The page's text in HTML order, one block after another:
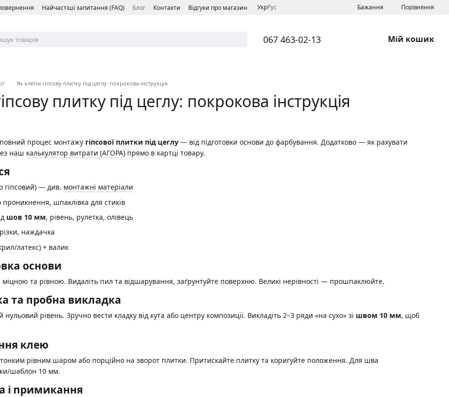
Найчастіші запитання (FAQ) Блог Контакти Відгуки про магазин УкрРус Бажання Порівняння
067 463-02-13 Мій кошик
Як клеїти гіпсову плитку під цеглу: покрокова інструкція
плитку під цеглу: покрокова інструкція
повний процес монтажу гіпсової плитки під цеглу — від підготовки основи до фарбування. Додатково — як рахувати
наш калькулятор витрати (АГОРА) прямо в картці товару.
гіпсовий) — див. монтажні матеріали
проникнення, шпаклівка для стиків
шов 10 мм, рівень, рулетка, олівець
наждачка
латекс) + валик
основи
та рівною. Видаліть пил та відшарування, заґрунтуйте поверхню. Великі нерівності — прошпаклюйте.
та пробна викладка
нульовий рівень. Зручно вести кладку від кута або центру композиції. Викладіть 2–3 ряди «на сухо» зі швом 10 мм, щоб
клею
тонким рівним шаром або порційно на зворот плитки. Притискайте плитку та коригуйте положення. Для шва
шаблон 10 мм.
і примикання